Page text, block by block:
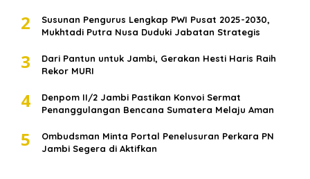
2
Susunan Pengurus Lengkap PWI Pusat 2025-2030,
Mukhtadi Putra Nusa Duduki Jabatan Strategis
3
Dari Pantun untuk Jambi, Gerakan Hesti Haris Raih
Rekor MURI
4
Denpom II/2 Jambi Pastikan Konvoi Sermat
Penanggulangan Bencana Sumatera Melaju Aman
5
Ombudsman Minta Portal Penelusuran Perkara PN
Jambi Segera di Aktifkan